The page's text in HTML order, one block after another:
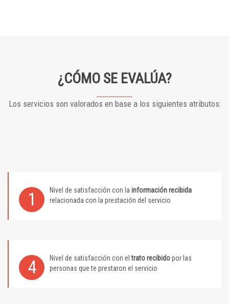
¿CÓMO SE EVALÚA?
Los servicios son valorados en base a los siguientes atributos:
1 Nivel de satisfacción con la información recibida
relacionada con la prestación del servicio
4 Nivel de satisfacción con eltrato recibidopor las
personas que te prestaron el servicio